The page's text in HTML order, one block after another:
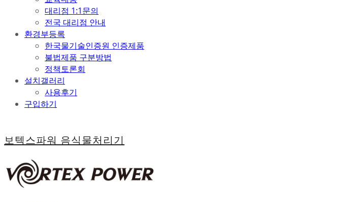
대리점 1:1문의
전국 대리점 안내
환경부등록
한국물기술인증원 인증제품
불법제품 구분방법
정책토론회
설치갤러리
사용후기
구입하기
보텍스파워 음식물처리기